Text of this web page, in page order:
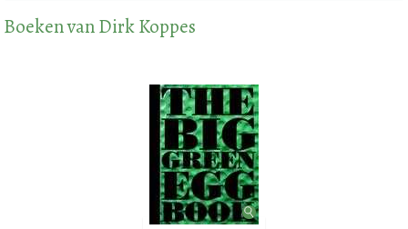
Boeken van Dirk Koppes